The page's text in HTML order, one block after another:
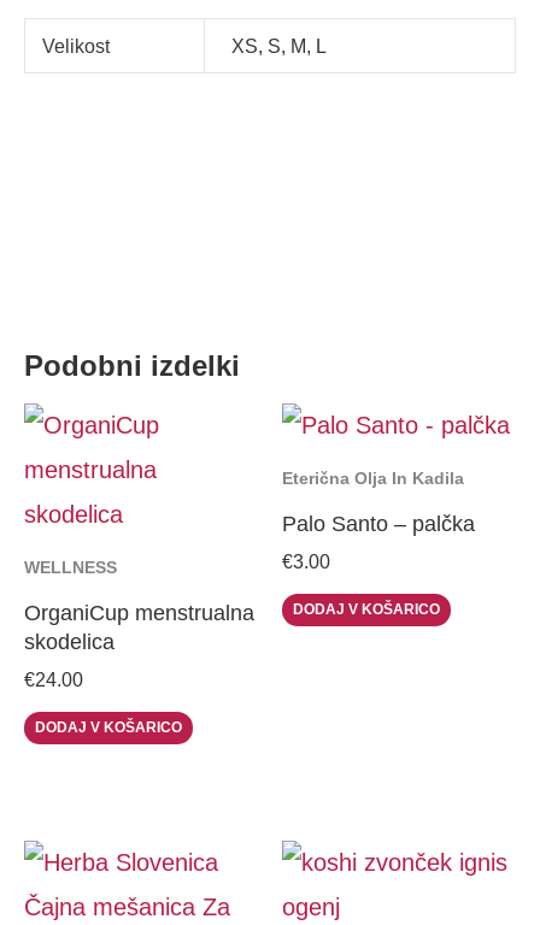
Velikost XS, S, M, L
Podobni izdelki
WELLNESS
OrganiCup menstrualna
skodelica
€24.00
DODAJ V KOŠARICO
variants.
may
on
the
Eterična Olja In Kadila
Palo Santo – palčka
€3.00
DODAJ V KOŠARICO
range:
€5.00
This
product
This